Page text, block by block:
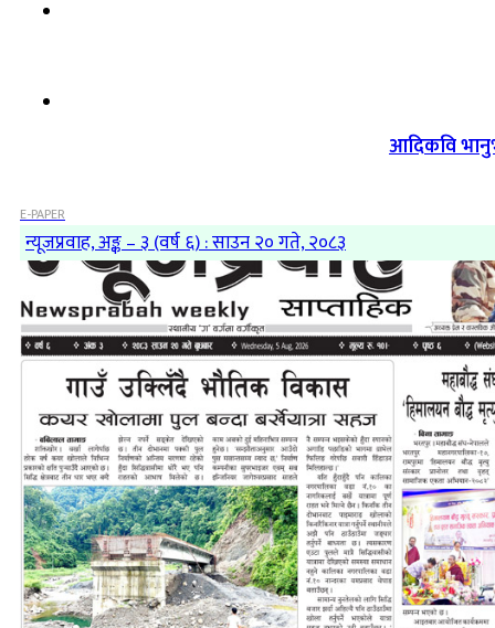
आदिकवि
E-PAPER
न्यूजप्रवाह, अङ्क – ३ (वर्ष ६) : साउन २० गते, २०८३